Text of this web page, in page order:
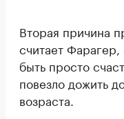
Вторая причина
считает
быть просто
повезло дожить
возраста.